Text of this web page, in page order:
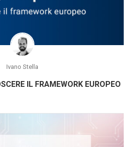
Ivano Stella
IL FRAMEWORK EUROPEO